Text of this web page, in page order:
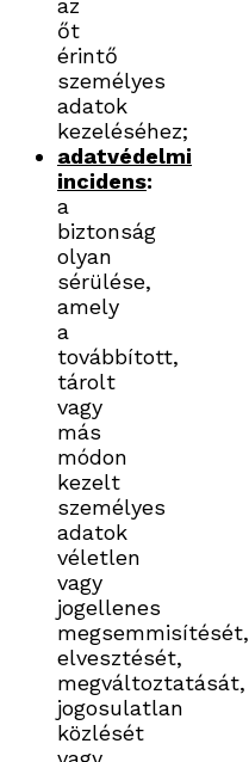
az
őt
érintő
személyes
adatok
kezeléséhez;
adatvédelmi
incidens:
a
biztonság
olyan
sérülése,
amely
a
továbbított,
tárolt
vagy
más
módon
kezelt
személyes
adatok
véletlen
vagy
jogellenes
megsemmisítését,
elvesztését,
megváltoztatását,
jogosulatlan
közlését